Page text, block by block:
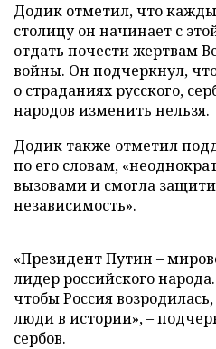
Додик отметил, что
столицу он начинает с
отдать почести жертвам
войны. Он подчеркнул,
о страданиях русского,
народов изменить нельзя.
Додик также отметил
по его словам,
вызовами и смогла
независимость».
«Президент Путин –
лидер российского
чтобы Россия
люди в истории», –
сербов.